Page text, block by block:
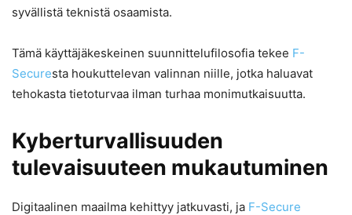
syvällistä teknistä osaamista.
Tämä käyttäjäkeskeinen suunnittelufilosofia tekee F-
Securesta houkuttelevan valinnan niille, jotka haluavat
tehokasta tietoturvaa ilman turhaa monimutkaisuutta.
Kyberturvallisuuden
tulevaisuuteen mukautuminen
Digitaalinen maailma kehittyy jatkuvasti, ja F-Secure